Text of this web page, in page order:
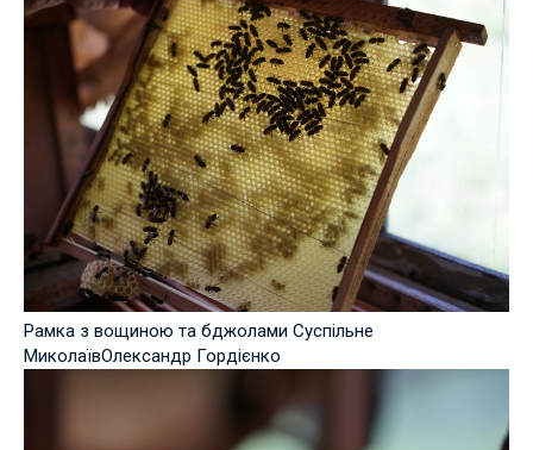
Рамка з вощиною та бджолами Суспільне
МиколаївОлександр Гордієнко